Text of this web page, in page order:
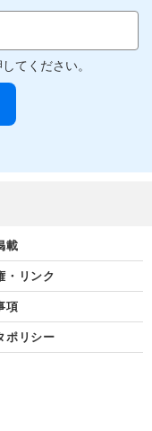
てください。
載
・リンク
項
ポリシー